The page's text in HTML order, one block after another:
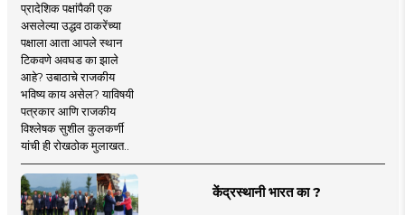
प्रादेशिक पक्षांपैकी एक
असलेल्या उद्धव ठाकरेंच्या
पक्षाला आता आपले स्थान
टिकवणे अवघड का झाले
आहे? उबाठाचे राजकीय
भविष्य काय असेल? याविषयी
पत्रकार आणि राजकीय
विश्लेषक सुशील कुलकर्णी
यांची ही रोखठोक मुलाखत..
केंद्रस्थानी भारत का ?